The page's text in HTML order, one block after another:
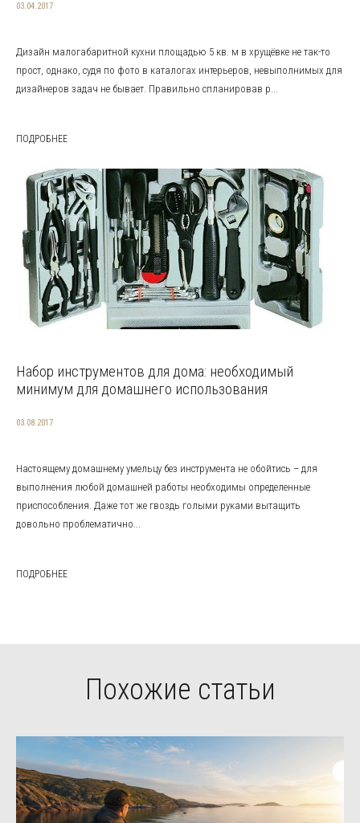
03.04.2017
Дизайн малогабаритной кухни площадью 5 кв. м в хрущёвке не так-то
прост, однако, судя по фото в каталогах интерьеров, невыполнимых для
дизайнеров задач не бывает. Правильно спланировав р...
ПОДРОБНЕЕ
Набор инструментов для дома: необходимый
минимум для домашнего использования
03.08.2017
Настоящему домашнему умельцу без инструмента не обойтись – для
выполнения любой домашней работы необходимы определенные
приспособления. Даже тот же гвоздь голыми руками вытащить
довольно проблематично...
ПОДРОБНЕЕ
Похожие статьи